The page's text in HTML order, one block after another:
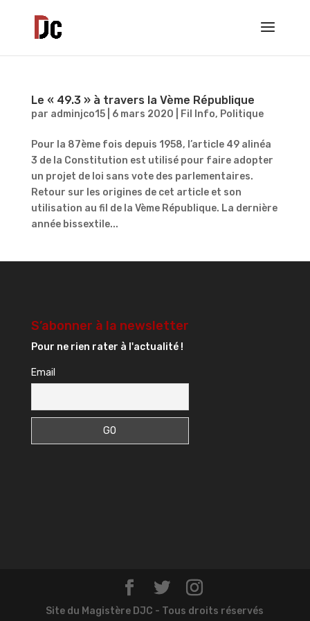
Le « 49.3 » à travers la Vème République
par adminjco15| 6 mars 2020 Fil Info, Politique
Pour la 87ème fois depuis 1958, l’article 49 alinéa
3 de la Constitution est utilisé pour faire adopter
un projet de loi sans vote des parlementaires.
Retour sur les origines de cet article et son
utilisation au fil de la Vème République. La dernière
année bissextile...
S’abonner à la newsletter
Pour ne rien rater à l'actualité !
Email
Site du Magistère DJC - Tous droits réservés